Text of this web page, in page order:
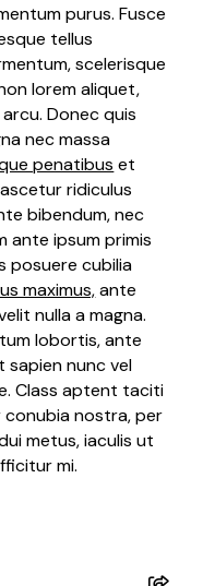
purus. Fusce
tellus
scelerisque
lorem aliquet,
Donec quis
nec massa
penatibus et
ridiculus
bibendum, nec
ante ipsum primis
posuere cubilia
maximus,ante
nulla a magna.
lobortis, ante
sapien nunc vel
Class aptent taciti
nostra, per
metus, iaculis ut
mi.